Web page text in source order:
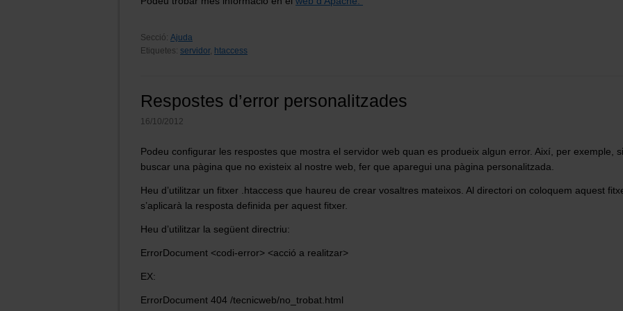
Secció: Ajuda
Etiquetes: servidor, htaccess
Respostes d’error personalitzades
16/10/2012
Podeu configurar les respostes que mostra el servidor web quan es produeix algun error. Així, per exemple,
buscar una pàgina que no existeix al nostre web, fer que aparegui una pàgina personalitzada.
Heu d’utilitzar un fitxer .htaccess que haureu de crear vosaltres mateixos. Al directori on coloquem aquest
s’aplicarà la resposta definida per aquest fitxer.
Heu d’utilitzar la següent directriu:
ErrorDocument <codi-error> <acció a realitzar>
EX:
ErrorDocument 404 /tecnicweb/no_trobat.html